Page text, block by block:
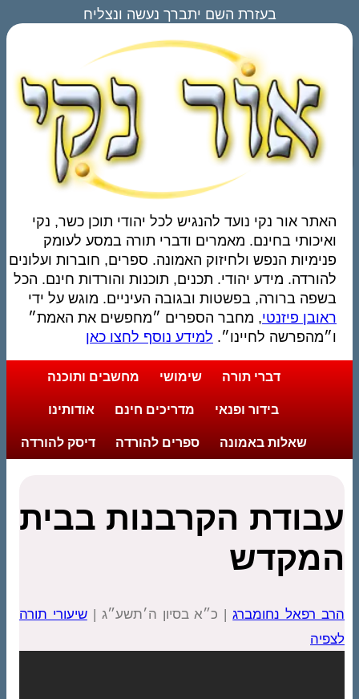
בעזרת השם יתברך נעשה ונצליח
האתר אור נקי נועד להנגיש לכל יהודי תוכן כשר, נקי
ואיכותי בחינם. מאמרים ודברי תורה במסע לעומק
פנימיות הנפש ולחיזוק האמונה. ספרים, חוברות ועלונים
להורדה. מידע יהודי. תכנים, תוכנות והורדות חינם. הכל
בשפה ברורה, בפשטות ובגובה העיניים. מוגש על ידי
ראובן פיזנטי, מחבר הספרים ״מחפשים את האמת״
ו״מהפרשה לחיינו״. למידע נוסף לחצו כאן
דברי תורה שימושי מחשבים ותוכנה
בידור ופנאי מדריכים חינם אודותינו
שאלות באמונה ספרים להורדה דיסק להורדה
עבודת הקרבנות בבית
המקדש
הרב רפאל נחומברג| כ״א בסיון ה׳תשע״ג |שיעורי תורה
לצפיה